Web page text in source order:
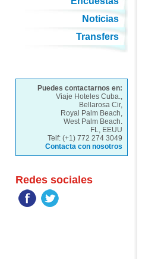
Noticias
Transfers
Puedes contactarnos en:
Viaje Hoteles Cuba.,
Bellarosa Cir,
Royal Palm Beach,
West Palm Beach.
FL, EEUU
Telf: (+1) 772 274 3049
Contacta con nosotros
Redes sociales